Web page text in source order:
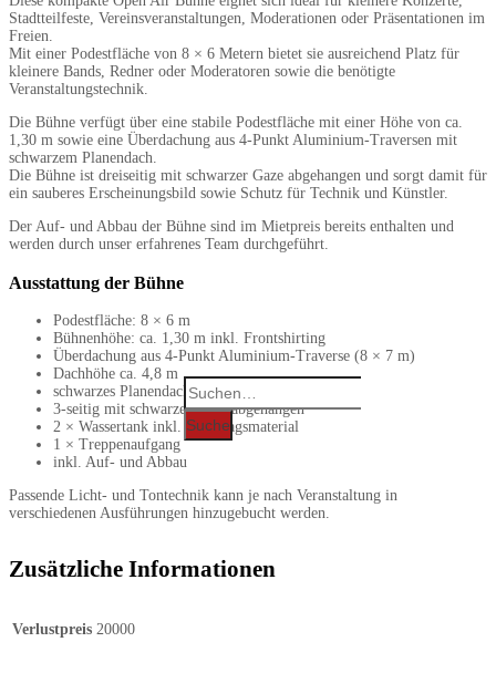
Search
for:
Suche
Stadtteilfeste, Vereinsveranstaltungen, Moderationen oder Präsentationen im
Freien.
Mit einer Podestfläche von 8 × 6 Metern bietet sie ausreichend Platz für
kleinere Bands, Redner oder Moderatoren sowie die benötigte
Veranstaltungstechnik.
Die Bühne verfügt über eine stabile Podestfläche mit einer Höhe von ca.
1,30 m sowie eine Überdachung aus 4-Punkt Aluminium-Traversen mit
schwarzem Planendach.
Die Bühne ist dreiseitig mit schwarzer Gaze abgehangen und sorgt damit für
ein sauberes Erscheinungsbild sowie Schutz für Technik und Künstler.
Der Auf- und Abbau der Bühne sind im Mietpreis bereits enthalten und
werden durch unser erfahrenes Team durchgeführt.
Ausstattung der Bühne
Podestfläche: 8 × 6 m
Bühnenhöhe: ca. 1,30 m inkl. Frontshirting
Überdachung aus 4-Punkt Aluminium-Traverse (8 × 7 m)
Dachhöhe ca. 4,8 m
schwarzes Planendach
3-seitig mit schwarzer Gaze abgehangen
2 × Wassertank inkl. Anschlagsmaterial
1 × Treppenaufgang
inkl. Auf- und Abbau
Passende Licht- und Tontechnik kann je nach Veranstaltung in
verschiedenen Ausführungen hinzugebucht werden.
Zusätzliche Informationen
Verlustpreis 20000